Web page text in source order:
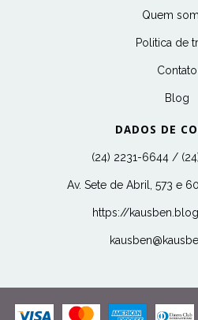
Quem
Politica de
Contato
Blog
DADOS DE
(24) 2231-6644 /
Av. Sete de Abril, 573 e
https://